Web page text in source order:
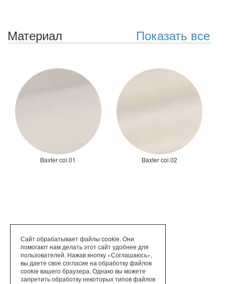
Показать все
Материал
Baxter col.01 Baxter col.02
Сайт обрабатывает файлы cookie. Они
помогают нам делать этот сайт удобнее для
пользователей. Нажав кнопку «Соглашаюсь»,
вы даете свое согласие на обработку файлов
cookie вашего браузера. Однако вы можете
запретить обработку некоторых типов файлов